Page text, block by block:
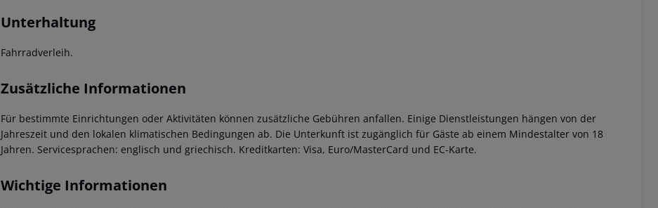
Unterhaltung
Fahrradverleih.
Zusätzliche Informationen
Für bestimmte Einrichtungen oder Aktivitäten können zusätzliche Gebühren anfallen. Einige Dienstleistungen hängen von der
Jahreszeit und den lokalen klimatischen Bedingungen ab. Die Unterkunft ist zugänglich für Gäste ab einem Mindestalter von 18
Jahren. Servicesprachen: englisch und griechisch. Kreditkarten: Visa, Euro/MasterCard und EC-Karte.
Wichtige Informationen